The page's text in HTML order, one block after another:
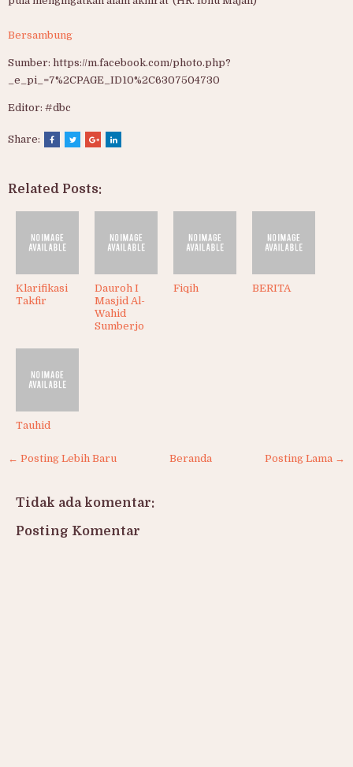
Bersambung
Sumber: https://m.facebook.com/photo.php?
_e_pi_=7%2CPAGE_ID10%2C6307504730
Editor: #dbc
Share:
Related Posts:
Klarifikasi
Takfir
Dauroh I
Masjid Al-
Wahid
Sumberjo
Fiqih BERITA
Tauhid
← Posting Lebih Baru Posting Lama →
Beranda
Tidak ada komentar:
Posting Komentar